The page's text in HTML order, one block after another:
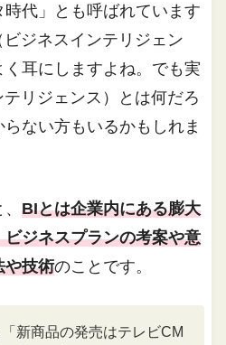
代」とも呼ばれています
ジネスインテリジェン
耳にしますよね。でも実
リジェンス）とは何だろ
ない方もいるかもしれま
、BIとは企業内にある膨大
ジネスプランの考案や意
や技術のことです。
新商品の発売はテレビCM